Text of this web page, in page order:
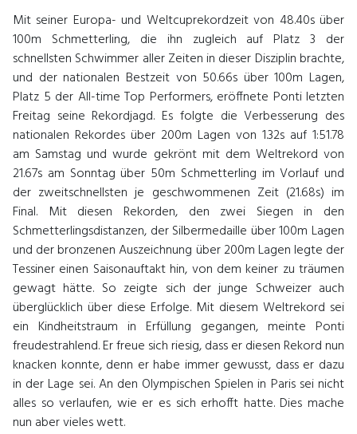
Mit seiner Europa- und Weltcuprekordzeit von 48.40s über
100m Schmetterling, die ihn zugleich auf Platz 3 der
schnellsten Schwimmer aller Zeiten in dieser Disziplin brachte,
und der nationalen Bestzeit von 50.66s über 100m Lagen,
Platz 5 der All-time Top Performers, eröffnete Ponti letzten
Freitag seine Rekordjagd. Es folgte die Verbesserung des
nationalen Rekordes über 200m Lagen von 1.32s auf 1:51.78
am Samstag und wurde gekrönt mit dem Weltrekord von
21.67s am Sonntag über 50m Schmetterling im Vorlauf und
der zweitschnellsten je geschwommenen Zeit (21.68s) im
Final. Mit diesen Rekorden, den zwei Siegen in den
Schmetterlingsdistanzen, der Silbermedaille über 100m Lagen
und der bronzenen Auszeichnung über 200m Lagen legte der
Tessiner einen Saisonauftakt hin, von dem keiner zu träumen
gewagt hätte. So zeigte sich der junge Schweizer auch
überglücklich über diese Erfolge. Mit diesem Weltrekord sei
ein Kindheitstraum in Erfüllung gegangen, meinte Ponti
freudestrahlend. Er freue sich riesig, dass er diesen Rekord nun
knacken konnte, denn er habe immer gewusst, dass er dazu
in der Lage sei. An den Olympischen Spielen in Paris sei nicht
alles so verlaufen, wie er es sich erhofft hatte. Dies mache
nun aber vieles wett.